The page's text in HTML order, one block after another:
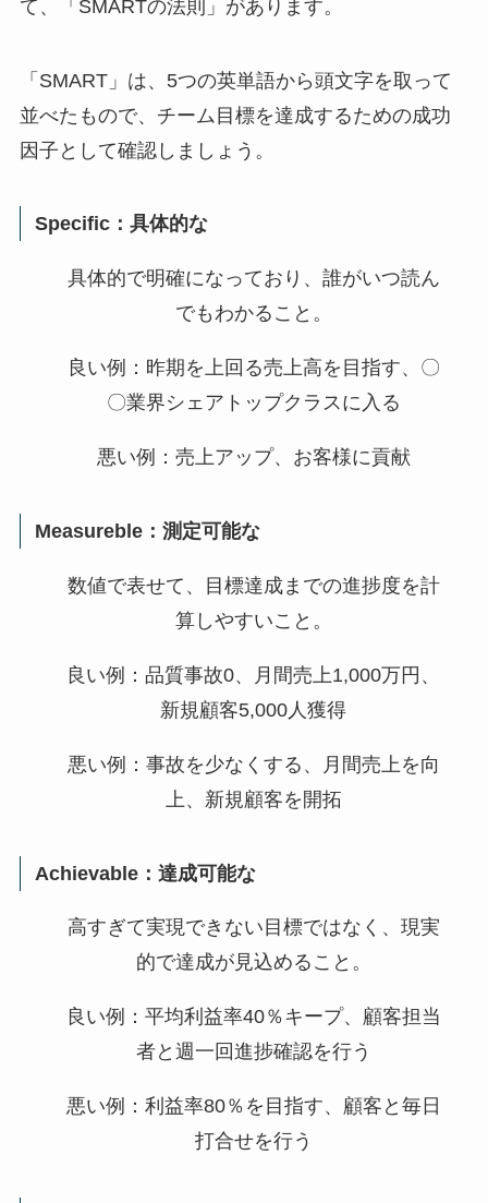
て、「SMARTの法則」があります。
「SMART」は、5つの英単語から頭文字を取って
並べたもので、チーム目標を達成するための成功
因子として確認しましょう。
Specific：具体的な
具体的で明確になっており、誰がいつ読ん
でもわかること。
良い例：昨期を上回る売上高を目指す、〇
〇業界シェアトップクラスに入る
悪い例：売上アップ、お客様に貢献
Measureble：測定可能な
数値で表せて、目標達成までの進捗度を計
算しやすいこと。
良い例：品質事故0、月間売上1,000万円、
新規顧客5,000人獲得
悪い例：事故を少なくする、月間売上を向
上、新規顧客を開拓
Achievable：達成可能な
高すぎて実現できない目標ではなく、現実
的で達成が見込めること。
良い例：平均利益率40％キープ、顧客担当
者と週一回進捗確認を行う
悪い例：利益率80％を目指す、顧客と毎日
打合せを行う